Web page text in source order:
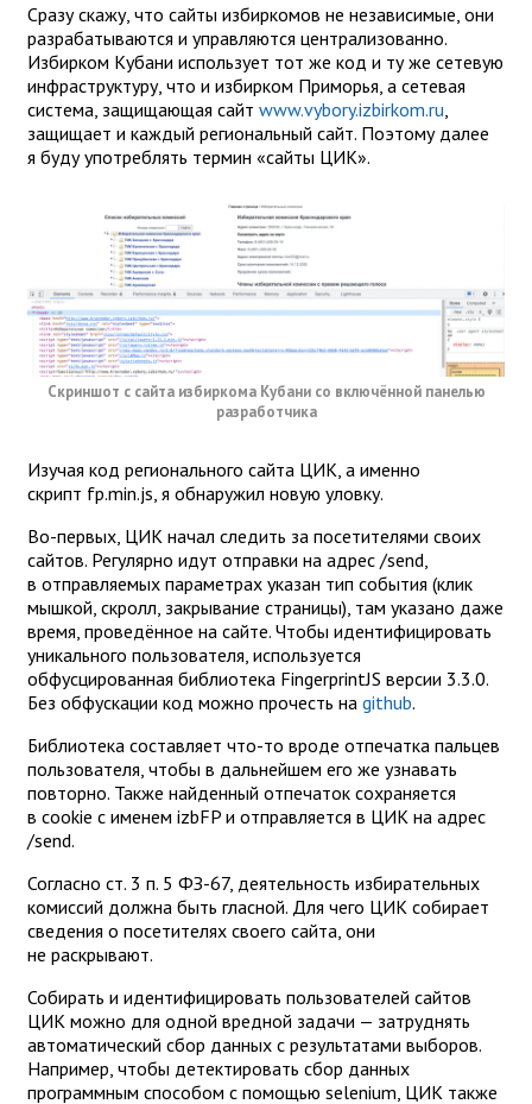
Сразу скажу, что сайты избиркомов не независимые, они
разрабатываются и управляются централизованно.
Избирком Кубани использует тот же код и ту же сетевую
инфраструктуру, что и избирком Приморья, а сетевая
система, защищающая сайт www.vybory.izbirkom.ru
защищает и каждый региональный сайт. Поэтому далее
я буду употреблять термин «сайты ЦИК».
Скриншот с сайта избиркома Кубани со включённой панелью
разработчика
Изучая код регионального сайта ЦИК, а именно
скрипт fp.min.js, я обнаружил новую уловку.
Во-первых, ЦИК начал следить за посетителями своих
сайтов. Регулярно идут отправки на адрес /send,
в отправляемых параметрах указан тип события (клик
мышкой, скролл, закрывание страницы), там указано даже
время, проведённое на сайте. Чтобы идентифицировать
уникального пользователя, используется
обфусцированная библиотека FingerprintJS версии 3.3.0.
Без обфускации код можно прочесть на github.
Библиотека составляет что-то вроде отпечатка пальцев
пользователя, чтобы в дальнейшем его же узнавать
повторно. Также найденный отпечаток сохраняется
в cookie с именем ​​izbFP и отправляется в ЦИК на адрес
/send.
Согласно ст. 3 п. 5 ФЗ-67, деятельность избирательных
комиссий должна быть гласной. Для чего ЦИК собирает
сведения о посетителях своего сайта, они
не раскрывают.
Собирать и идентифицировать пользователей сайтов
ЦИК можно для одной вредной задачи — затруднять
автоматический сбор данных с результатами выборов.
Например, чтобы детектировать сбор данных
программным способом с помощью selenium, ЦИК также